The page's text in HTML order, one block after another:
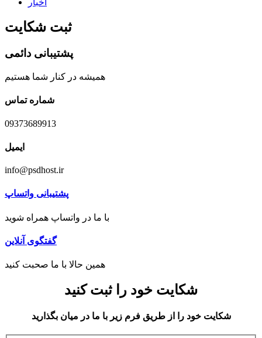
ثبت شکایت
پشتیبانی دائمی
همیشه در کنار شما هستیم
شماره تماس
09373689913
ایمیل
info@psdhost.ir
پشتیبانی واتساپ
با ما در واتساپ همراه شوید
گفتگوی آنلاین
همین حالا با ما صحبت کنید
شکایت خود را ثبت کنید
شکایت خود را از طریق فرم زیر با ما در میان بگذارید